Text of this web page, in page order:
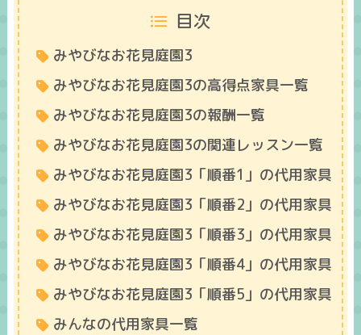
目次
みやびなお花見庭園3
みやびなお花見庭園3の高得点家具一覧
みやびなお花見庭園3の報酬一覧
みやびなお花見庭園3の関連レッスン一覧
みやびなお花見庭園3「順番1」の代用家具
みやびなお花見庭園3「順番2」の代用家具
みやびなお花見庭園3「順番3」の代用家具
みやびなお花見庭園3「順番4」の代用家具
みやびなお花見庭園3「順番5」の代用家具
みんなの代用家具一覧